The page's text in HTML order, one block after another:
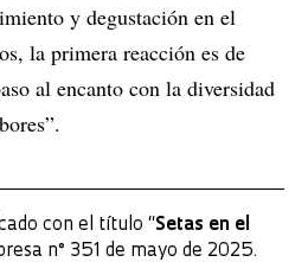
y degustación en el
la primera reacción es de
al encanto con la diversidad
con el título “Setas en el
n° 351 de mayo de 2025.